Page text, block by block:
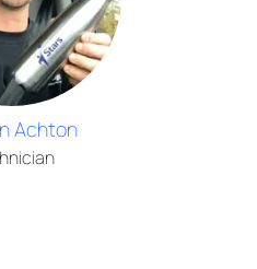
Achton